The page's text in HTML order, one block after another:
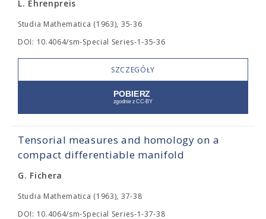
L. Ehrenpreis
Studia Mathematica (1963), 35-36
DOI: 10.4064/sm-Special Series-1-35-36
SZCZEGÓŁY
Tensorial measures and homology on a
compact differentiable manifold
G. Fichera
Studia Mathematica (1963), 37-38
DOI: 10.4064/sm-Special Series-1-37-38